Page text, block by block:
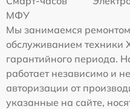
МФУ
Мы занимаемся
обслуживанием техники
гарантийного периода.
работает независимо и
авторизации от
указанные на сайте,